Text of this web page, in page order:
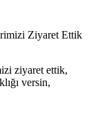
ziyaret ettik,
versin,